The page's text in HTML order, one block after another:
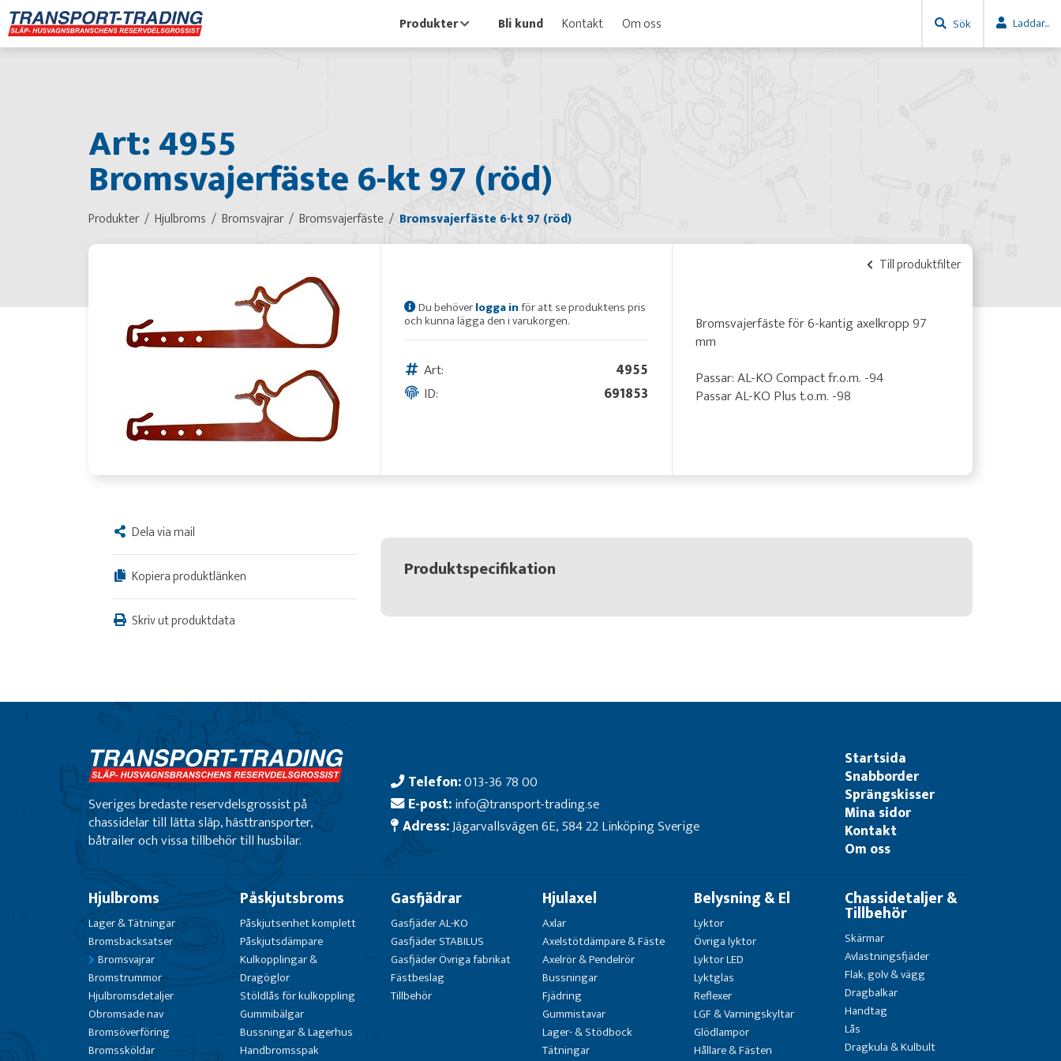
Produkter Bli kund Kontakt Om oss Sök Laddar...
Art: 4955
Bromsvajerfäste 6-kt 97 (röd)
Produkter Hjulbroms Bromsvajrar Bromsvajerfäste Bromsvajerfäste 6-kt 97 (röd)
Till produktfilter
Du behöverlogga inför att se produktens pris
och kunna lägga den i varukorgen.
Art:
4955
ID:
691853
Bromsvajerfäste för 6-kantig axelkropp 97
mm
Passar: AL-KO Compact fr.o.m. -94
Passar AL-KO Plus t.o.m. -98
Dela via mail
Kopiera produktlänken
Skriv ut produktdata
Produktspecifikation
Sveriges bredaste reservdelsgrossist på
chassidelar till lätta släp, hästtransporter,
båtrailer och vissa tillbehör till husbilar.
Telefon:013-36 78 00
E-post:info@transport-trading.se
Adress:Jägarvallsvägen 6E, 584 22 Linköping Sverige
Startsida
Snabborder
Sprängskisser
Mina sidor
Kontakt
Om oss
Hjulbroms
Lager & Tätningar
Bromsbacksatser
Bromsvajrar
Bromstrummor
Hjulbromsdetaljer
Obromsade nav
Bromsöverföring
Bromssköldar
Påskjutsbroms
Påskjutsenhet komplett
Påskjutsdämpare
Kulkopplingar &
Dragöglor
Stöldlås för kulkoppling
Gummibälgar
Bussningar & Lagerhus
Handbromsspak
Gasfjädrar
Gasfjäder AL-KO
Gasfjäder STABILUS
Gasfjäder Övriga fabrikat
Fästbeslag
Tillbehör
Hjulaxel
Axlar
Axelstötdämpare & Fäste
Axelrör & Pendelrör
Bussningar
Fjädring
Gummistavar
Lager- & Stödbock
Tätningar
Belysning & El
Lyktor
Övriga lyktor
Lyktor LED
Lyktglas
Reflexer
LGF & Varningskyltar
Glödlampor
Hållare & Fästen
Chassidetaljer &
Tillbehör
Skärmar
Avlastningsfjäder
Flak, golv & vägg
Dragbalkar
Handtag
Lås
Dragkula & Kulbult